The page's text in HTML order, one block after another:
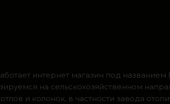
интернет магазин под
на сельскохозяйственном
и колонок, в частности завода